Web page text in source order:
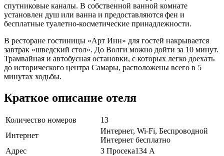
спутниковые каналы. В собственной ванной комнате
установлен душ или ванна и предоставляются фен и
бесплатные туалетно-косметические принадлежности.
В ресторане гостиницы «Арт Инн» для гостей накрывается
завтрак «шведский стол». До Волги можно дойти за 10 минут.
Трамвайная и автобусная остановки, с которых легко доехать
до исторического центра Самары, расположены всего в 5
минутах ходьбы.
Краткое описание отеля
Количество номеров
13
Интернет
Интернет, Wi-Fi, Беспроводной
Интернет бесплатно
Адрес
3 Просека134 А